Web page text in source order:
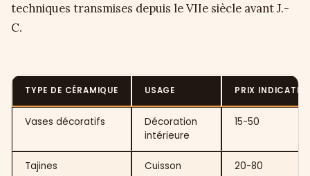
techniques transmises depuis le VIIe siècle avant J.-
C.
TYPE DE CÉRAMIQUE USAGE PRIX INDICATIF
Vases décoratifs
Décoration
intérieure
15-50
Tajines Cuisson 20-80